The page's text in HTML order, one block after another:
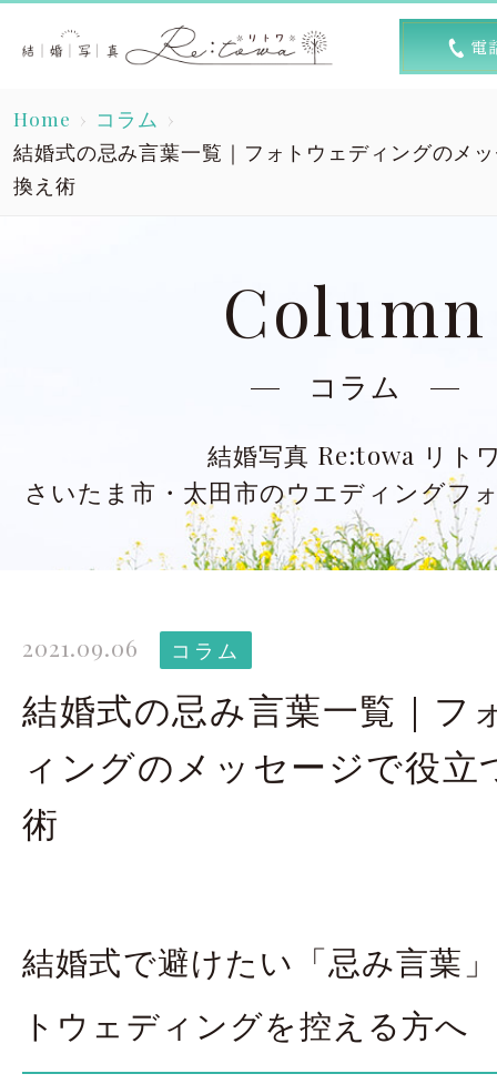
トップ
Top
洋装スタジオ
Dress studio
Kimono studio
太田店ギャラリー
Gallery
大宮
Costume
LINEで予約・相
お問合せ・資料請
Home
コラム
結婚式の忌み言葉一覧｜フォトウェディングのメ
換え術
Column
コラム
結婚写真 Re:towa リト
さいたま市・太田市のウエディングフ
2021.09.06 コラム
結婚式の忌み言葉一覧｜フ
ィングのメッセージで役立
術
結婚式で避けたい「忌み言葉
トウェディングを控える方へ